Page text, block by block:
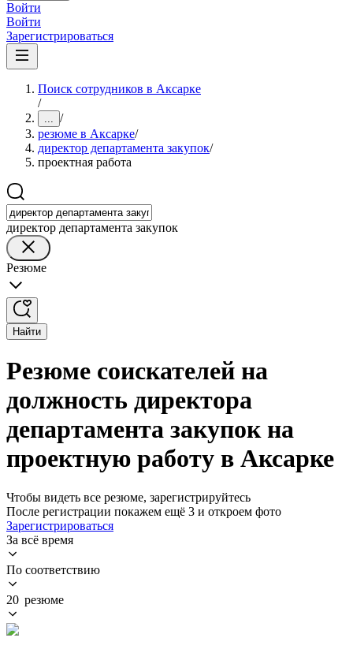
Войти
Войти
Зарегистрироваться
Поиск сотрудников в Аксарке
/
... /
резюме в Аксарке/
директор департамента закупок/
проектная работа
директор департамента закупок
Резюме
Найти
Резюме соискателей на
должность директора
департамента закупок на
проектную работу в Аксарке
Чтобы видеть все резюме, зарегистрируйтесь
После регистрации покажем ещё 3 и откроем фото
Зарегистрироваться
За всё время
По соответствию
20 резюме